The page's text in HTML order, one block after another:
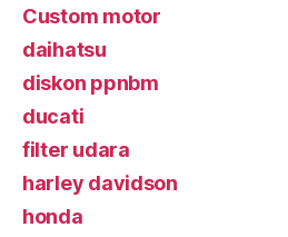
Custom motor
daihatsu
diskon ppnbm
ducati
filter udara
harley davidson
honda